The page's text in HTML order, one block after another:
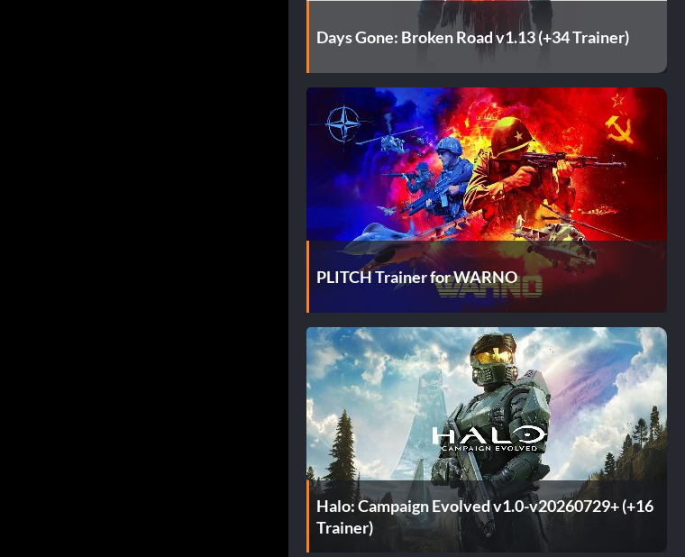
Days Gone: Broken Road v1.13 (+34 Trainer)
PLITCH Trainer for WARNO
Halo: Campaign Evolved v1.0-v20260729+ (+16
Trainer)